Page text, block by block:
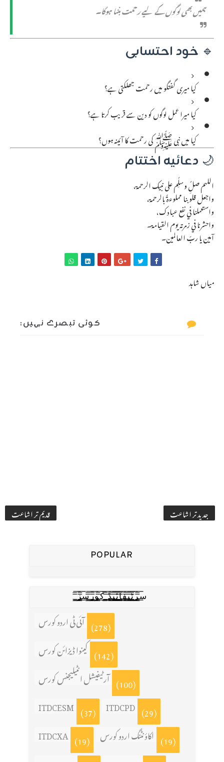
ہمیں بھی لوگوں کے لیے رحمت بننا ہوگا۔
🔹 خود احتسابی
کیا میری گفتگو میں رحمت جھلکتی ہے؟
کیا میرا عمل لوگوں کو دین سے قریب کرتا ہے؟
کیا میں نبی ﷺ کی رحمت کا آئینہ ہوں؟
🌙 دعائیہ اختتام
اللهم صلِّ وسلِّم على نبيك الرحمة،
واجعل قلوبنا مملوءةً بالرحمة،
واستعملنا في نفع عبادك،
واحشرنا في زمرته يوم القيامة۔
آمین یا ربّ العالمین۔
میاں شاہد
کوئی تبصرے نہیں:
جدید تر اشاعت قدیم تر اشاعت
POPULAR
س̳̿͟͞ر̳̿͟͞ٹ̳̿͟͞ی̳̿͟͞ف̳̿͟͞ا̳̿͟͞ي̳̳̿ٔ̿͟͟͞͞ی̳̿͟͞ڈ̳̿͟͞ ̳̿͟͞ک̳̿͟͞و̳̿͟͞ر̳̿͟͞س̳̿͟͞ز̳̿͟͞
آئی ٹی اردو کورس (278)
کینوا ڈیزائن کورس (142)
آرٹیفیشل انٹیلیجنس کورس (100)
ITDCESM (37) ITDCPD (29)
ITDCXA (19) اکاؤنٹنگ اردو کورس (19)